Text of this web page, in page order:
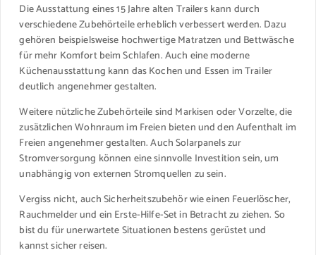
Die Ausstattung eines 15 Jahre alten Trailers kann durch
verschiedene Zubehörteile erheblich verbessert werden. Dazu
gehören beispielsweise hochwertige Matratzen und Bettwäsche
für mehr Komfort beim Schlafen. Auch eine moderne
Küchenausstattung kann das Kochen und Essen im Trailer
deutlich angenehmer gestalten.
Weitere nützliche Zubehörteile sind Markisen oder Vorzelte, die
zusätzlichen Wohnraum im Freien bieten und den Aufenthalt im
Freien angenehmer gestalten. Auch Solarpanels zur
Stromversorgung können eine sinnvolle Investition sein, um
unabhängig von externen Stromquellen zu sein.
Vergiss nicht, auch Sicherheitszubehör wie einen Feuerlöscher,
Rauchmelder und ein Erste-Hilfe-Set in Betracht zu ziehen. So
bist du für unerwartete Situationen bestens gerüstet und
kannst sicher reisen.